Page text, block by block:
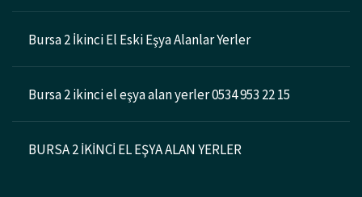
Bursa 2 İkinci El Eski Eşya Alanlar Yerler
Bursa 2 ikinci el eşya alan yerler 0534 953 22 15
BURSA 2 İKİNCİ EL EŞYA ALAN YERLER